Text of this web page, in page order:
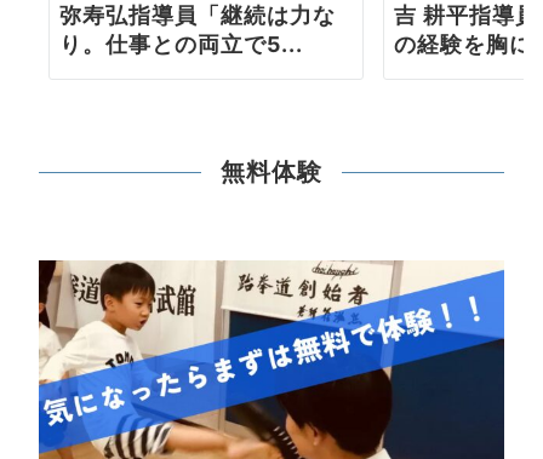
弥寿弘指導員「継続は力な
り。仕事との両立で5...
吉 耕平指導
の経験を胸に
無料体験